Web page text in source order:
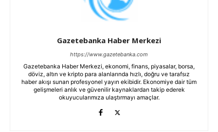
Gazetebanka Haber Merkezi
https://www.gazetebanka.com
Gazetebanka Haber Merkezi, ekonomi, finans, piyasalar, borsa,
döviz, altın ve kripto para alanlarında hızlı, doğru ve tarafsız
haber akışı sunan profesyonel yayın ekibidir. Ekonomiye dair tüm
gelişmeleri anlık ve güvenilir kaynaklardan takip ederek
okuyucularımıza ulaştırmayı amaçlar.